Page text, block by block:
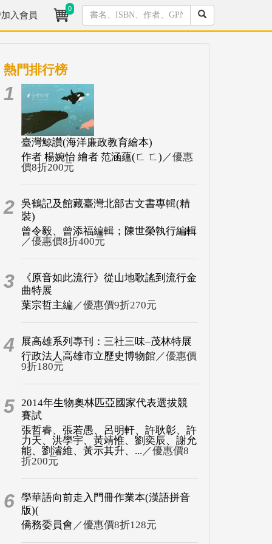
入會員
0
熱門排行榜
1
臺灣鯨讚(海洋廉政教育繪本)
作者 楊婉怡 繪者 范涵蘊(ㄈ ㄈ) ／優惠
價8折200元
2 吳鶴記及館藏臺灣北部古文書專輯(精
裝)
曾令毅、曾添福編輯；陳世榮執行編輯
／優惠價8折400元
3
《原音如此流行》從山地歌謠到流行金
曲特展
葉宗哲主編 ／優惠價9折270元
4
展高雄系列專刊：三社三味–茂林特展
行政法人高雄市立歷史博物館／優惠價
9折180元
5 2014年生物奧林匹亞國家代表選拔競
賽試
張哲睿、張若愚、呂明軒、許耿彰、許
力天、洪學宇、黃靖惟、劉奕辰、謝允
能、劉濬維、黃示其升、... ／優惠價8
折200元
6 學華語向前走入門冊作業本(漢語拼音
版)(
僑務委員會 ／優惠價8折128元